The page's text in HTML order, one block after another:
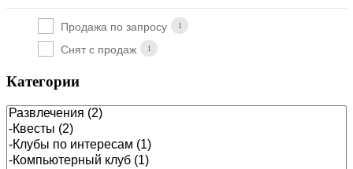
Продажа по запросу 1
Снят с продаж 1
Категории